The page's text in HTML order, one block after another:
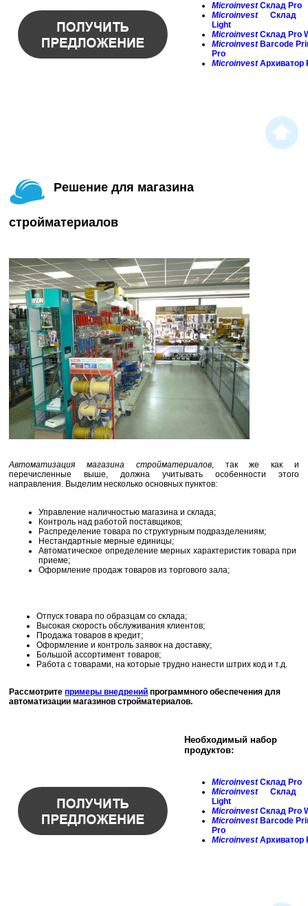
MicroinvestСклад Pro
MicroinvestСклад
Light
MicroinvestСклад Pro
Microinvest Barcode
Pro
MicroinvestАрхиватор
Решение для магазина
стройматериалов
Автоматизация магазина стройматериалов, так же как и
перечисленные выше, должна учитывать особенности этого
направления. Выделим несколько основных пунктов:
Управление наличностью магазина и склада;
Контроль над работой поставщиков;
Распределение товара по структурным подразделениям;
Нестандартные мерные единицы;
Автоматическое определение мерных характеристик товара при
приеме;
Оформление продаж товаров из торгового зала;
Отпуск товара по образцам со склада;
Высокая скорость обслуживания клиентов;
Продажа товаров в кредит;
Оформление и контроль заявок на доставку;
Большой ассортимент товаров;
Работа с товарами, на которые трудно нанести штрих код и т.д.
Рассмотритепримерывнедрений программного обеспечения для
автоматизации магазинов стройматериалов.
Необходимый набор
продуктов:
MicroinvestСклад Pro
MicroinvestСклад
Light
MicroinvestСклад Pro
Microinvest Barcode
Pro
MicroinvestАрхиватор